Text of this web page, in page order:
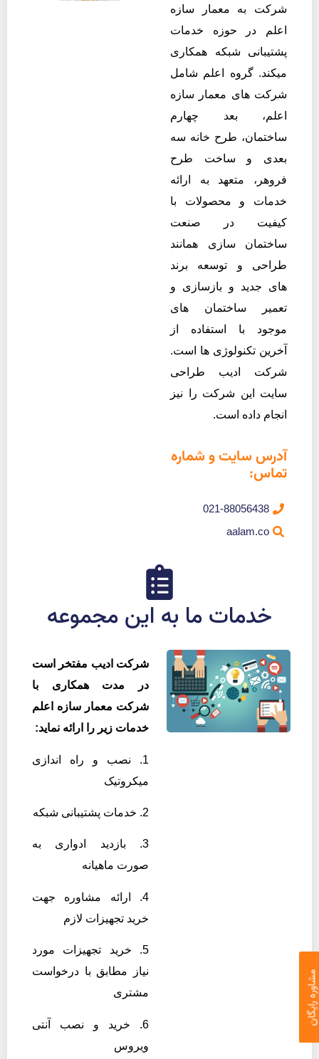
شرکت به معمار سازه
اعلم در حوزه خدمات
پشتیبانی شبکه همکاری
میکند. گروه اعلم شامل
شرکت های معمار سازه
اعلم، بعد چهارم
ساختمان، طرح خانه سه
بعدی و ساخت طرح
فروهر، متعهد به ارائه
خدمات و محصولات با
کیفیت در صنعت
ساختمان سازی همانند
طراحی و توسعه برند
های جدید و بازسازی و
تعمیر ساختمان های
موجود با استفاده از
آخرین تکنولوژی ها است.
شرکت ادیب طراحی
سایت این شرکت را نیز
انجام داده است.
آدرس سایت و شماره
تماس:
021-88056438
aalam.co
خدمات ما به این مجموعه
شرکت ادیب مفتخر است
در مدت همکاری با
شرکت معمار سازه اعلم
خدمات زیر را ارائه نماید:
1. نصب و راه اندازی
میکروتیک
2. خدمات پشتیبانی شبکه
3. بازدید ادواری به
صورت ماهیانه
4. ارائه مشاوره جهت
خرید تجهیزات لازم
5. خرید تجهیزات مورد
نیاز مطابق با درخواست
مشتری
6. خرید و نصب آنتی
ویروس